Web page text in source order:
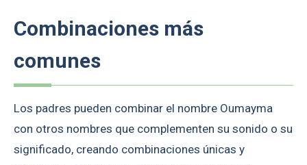
Combinaciones más
comunes
Los padres pueden combinar el nombre Oumayma
con otros nombres que complementen su sonido o su
significado, creando combinaciones únicas y